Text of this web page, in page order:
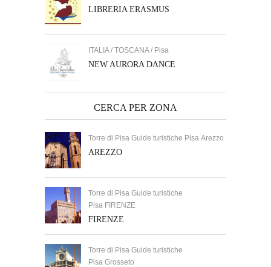
LIBRERIA ERASMUS
ITALIA / TOSCANA / Pisa
NEW AURORA DANCE
CERCA PER ZONA
Torre di Pisa Guide turistiche Pisa Arezzo
AREZZO
Torre di Pisa Guide turistiche
Pisa FIRENZE
FIRENZE
Torre di Pisa Guide turistiche
Pisa Grosseto